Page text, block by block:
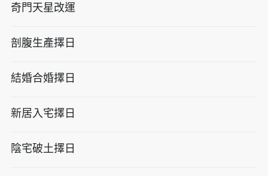
奇門天星改運
剖腹生產擇日
結婚合婚擇日
新居入宅擇日
陰宅破土擇日